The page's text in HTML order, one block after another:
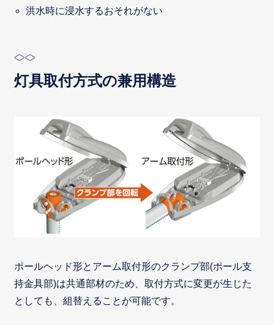
洪水時に浸水するおそれがない
灯具取付方式の兼用構造
ポールヘッド形とアーム取付形のクランプ部(ポール支
持金具部)は共通部材のため、取付方式に変更が生じた
としても、組替えることが可能です。